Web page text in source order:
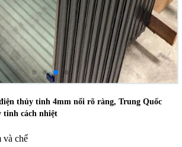
thủy tinh 4mm nổi rõ ràng, Trung Quốc
tinh cách nhiệt
và chế